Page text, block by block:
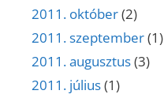
2011. október(2)
2011. szeptember(1)
2011. augusztus(3)
2011. július(1)